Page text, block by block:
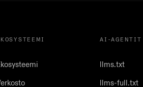
AI-AGENTIT
llms.txt
llms-full.txt